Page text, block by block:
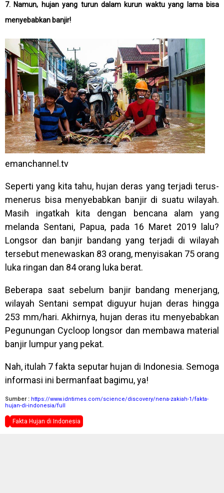
7. Namun, hujan yang turun dalam kurun waktu yang lama bisa
menyebabkan banjir!
emanchannel.tv
Seperti yang kita tahu, hujan deras yang terjadi terus-
menerus bisa menyebabkan banjir di suatu wilayah.
Masih ingatkah kita dengan bencana alam yang
melanda Sentani, Papua, pada 16 Maret 2019 lalu?
Longsor dan banjir bandang yang terjadi di wilayah
tersebut menewaskan 83 orang, menyisakan 75 orang
luka ringan dan 84 orang luka berat.
Beberapa saat sebelum banjir bandang menerjang,
wilayah Sentani sempat diguyur hujan deras hingga
253 mm/hari. Akhirnya, hujan deras itu menyebabkan
Pegunungan Cycloop longsor dan membawa material
banjir lumpur yang pekat.
Nah, itulah 7 fakta seputar hujan di Indonesia. Semoga
informasi ini bermanfaat bagimu, ya!
Sumber : https://www.idntimes.com/science/discovery/nena-zakiah-1/fakta-
hujan-di-indonesia/full
Fakta Hujan di Indonesia